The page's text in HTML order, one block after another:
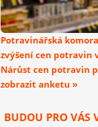
Potravinářská
zvýšení cen potravin
Nárůst cen potravin
zobrazit anketu »
BUDOU PRO VÁS